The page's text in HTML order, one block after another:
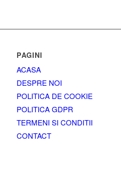
PAGINI
ACASA
DESPRE NOI
POLITICA DE COOKIE
POLITICA GDPR
TERMENI SI CONDITII
CONTACT